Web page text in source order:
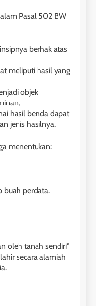
Pasal 502 BW
berhak atas
meliputi hasil yang
objek
hasil benda dapat
jenis hasilnya.
menentukan:
buah perdata.
oleh tanah sendiri”
secara alamiah